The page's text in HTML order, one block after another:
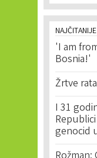
NAJČITANIJE
'I am
Bosnia!'
Žrtve
I 31
genocid